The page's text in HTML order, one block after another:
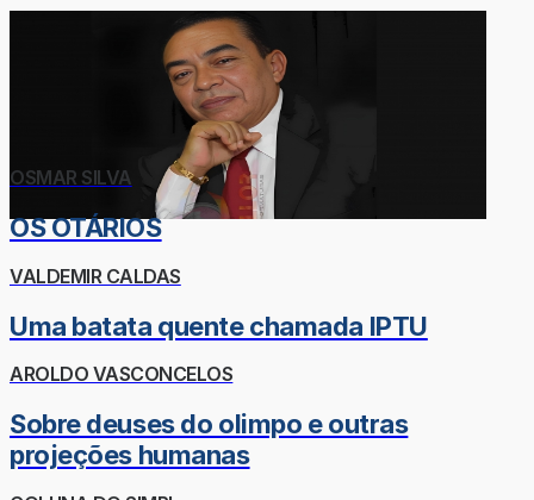
OSMAR SILVA
OS OTÁRIOS
VALDEMIR CALDAS
Uma batata quente chamada IPTU
AROLDO VASCONCELOS
Sobre deuses do olimpo e outras
projeções humanas